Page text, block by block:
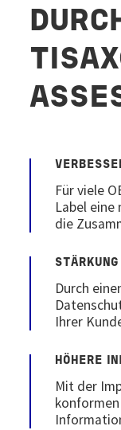
Für viele
Label
die
Durch
Ihrer
HÖHERE
Mit der
konformen